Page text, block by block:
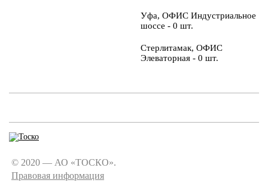
Уфа, ОФИС Индустриальное
шоссе - 0 шт.
Стерлитамак, ОФИС
Элеваторная - 0 шт.
© 2020 — АО «ТОСКО».
Правовая информация